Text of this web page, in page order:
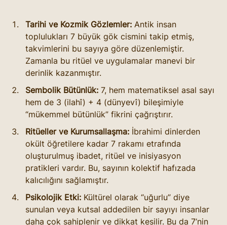
Tarihi ve Kozmik Gözlemler: Antik insan
toplulukları 7 büyük gök cismini takip etmiş,
takvimlerini bu sayıya göre düzenlemiştir.
Zamanla bu ritüel ve uygulamalar manevi bir
derinlik kazanmıştır.
Sembolik Bütünlük: 7, hem matematiksel asal sayı
hem de 3 (ilahî) + 4 (dünyevî) bileşimiyle
“mükemmel bütünlük” fikrini çağrıştırır.
Ritüeller ve Kurumsallaşma: İbrahimi dinlerden
okült öğretilere kadar 7 rakamı etrafında
oluşturulmuş ibadet, ritüel ve inisiyasyon
pratikleri vardır. Bu, sayının kolektif hafızada
kalıcılığını sağlamıştır.
Psikolojik Etki: Kültürel olarak “uğurlu” diye
sunulan veya kutsal addedilen bir sayıyı insanlar
daha çok sahiplenir ve dikkat kesilir. Bu da 7’nin